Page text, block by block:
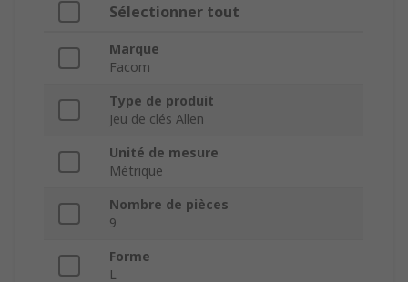
Sélectionner tout
Marque
Facom
Type de produit
Jeu de clés Allen
Unité de mesure
Métrique
Nombre de pièces
9
Forme
L